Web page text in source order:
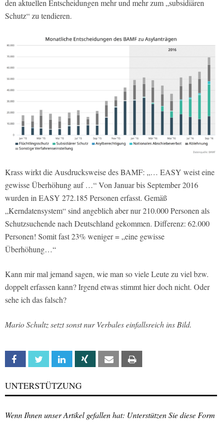
den aktuellen Entscheidungen mehr und mehr zum „subsidiären
Schutz“ zu tendieren.
Krass wirkt die Ausdrucksweise des BAMF: „… EASY weist eine
gewisse Überhöhung auf …“ Von Januar bis September 2016
wurden in EASY 272.185 Personen erfasst. Gemäß
„Kerndatensystem“ sind angeblich aber nur 210.000 Personen als
Schutzsuchende nach Deutschland gekommen. Differenz: 62.000
Personen! Somit fast 23% weniger = „eine gewisse
Überhöhung…“
Kann mir mal jemand sagen, wie man so viele Leute zu viel bzw.
doppelt erfassen kann? Irgend etwas stimmt hier doch nicht. Oder
sehe ich das falsch?
Mario Schultz setzt sonst nur Verbales einfallsreich ins Bild.
Facebook Twitter Linkedin Xing Email
UNTERSTÜTZUNG
Wenn Ihnen unser Artikel gefallen hat: Unterstützen Sie diese Form